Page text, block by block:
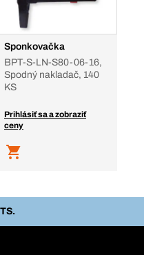
Sponkovačka
BPT-S-LN-S80-06-16,
Spodný nakladač, 140
KS
Prihlásiť sa a zobraziť
ceny